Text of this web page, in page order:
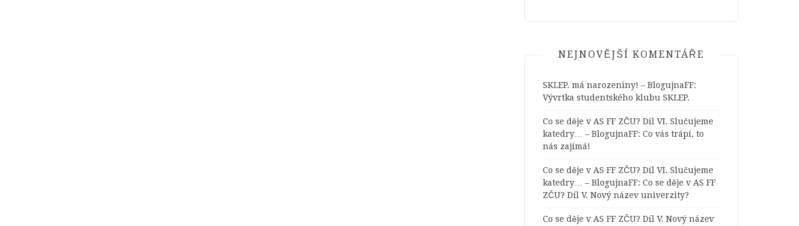
NEJNOVĚJŠÍ KOMENTÁŘE
SKLEP. má narozeniny! – BlogujnaFF:
Vývrtka studentského klubu SKLEP.
Co se děje v AS FF ZČU? Díl VI. Slučujeme
katedry… – BlogujnaFF: Co vás trápí, to
nás zajímá!
Co se děje v AS FF ZČU? Díl VI. Slučujeme
katedry… – BlogujnaFF: Co se děje v AS FF
ZČU? Díl V. Nový název univerzity?
Co se děje v AS FF ZČU? Díl V. Nový název